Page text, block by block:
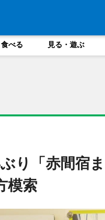
食べる 見る・遊ぶ
り「赤間宿
模索